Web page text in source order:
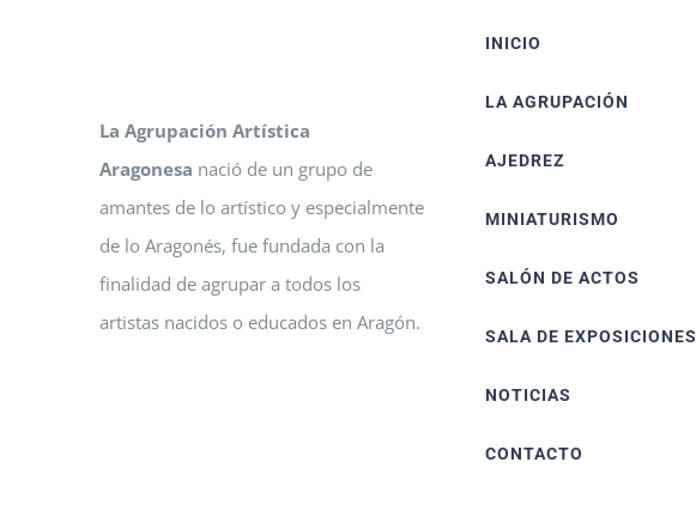
La Agrupación Artística
Aragonesa nació de un grupo de
amantes de lo artístico y especialmente
de lo Aragonés, fue fundada con la
finalidad de agrupar a todos los
artistas nacidos o educados en Aragón.
INICIO
LA AGRUPACIÓN
AJEDREZ
MINIATURISMO
SALÓN DE ACTOS
SALA DE EXPOSICIONES
NOTICIAS
CONTACTO